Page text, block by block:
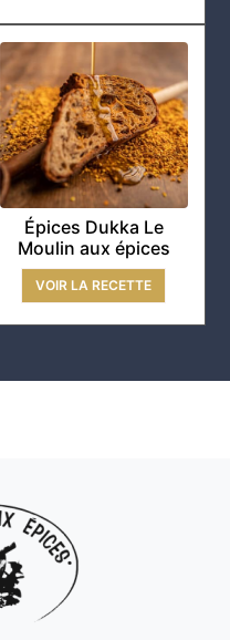
Épices Dukka Le
Moulin aux épices
VOIR LA RECETTE